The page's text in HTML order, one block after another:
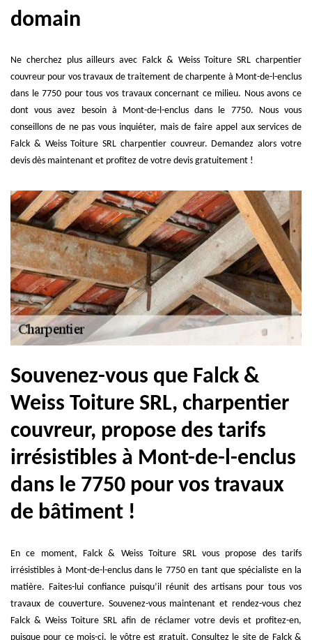
domain
Ne cherchez plus ailleurs avec Falck & Weiss Toiture SRL charpentier
couvreur pour vos travaux de traitement de charpente à Mont-de-l-enclus
dans le 7750 pour tous vos travaux concernant ce milieu. Nous avons ce
dont vous avez besoin à Mont-de-l-enclus dans le 7750. Nous vous
conseillons de ne pas vous inquiéter, mais de faire appel aux services de
Falck & Weiss Toiture SRL charpentier couvreur. Demandez alors votre
devis dès maintenant et profitez de votre devis gratuitement !
Souvenez-vous que Falck &
Weiss Toiture SRL, charpentier
couvreur, propose des tarifs
irrésistibles à Mont-de-l-enclus
dans le 7750 pour vos travaux
de bâtiment !
En ce moment, Falck & Weiss Toiture SRL vous propose des tarifs
irrésistibles à Mont-de-l-enclus dans le 7750 en tant que spécialiste en la
matière. Faites-lui confiance puisqu’il réunit des artisans pour tous vos
travaux de couverture. Souvenez-vous maintenant et rendez-vous chez
Falck & Weiss Toiture SRL afin de réclamer votre devis et profitez-en,
puisque pour ce mois-ci, le vôtre est gratuit. Consultez le site de Falck &